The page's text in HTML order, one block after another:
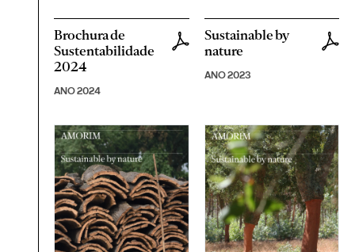
Brochura de
Sustentabilidade
2024
ANO 2024
Sustainable by
nature
ANO 2023